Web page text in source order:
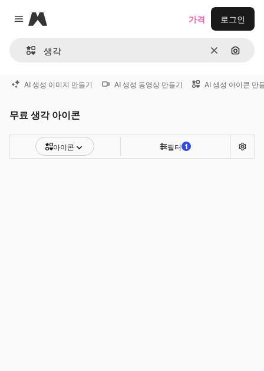
Close menu
Magnific
지우기이미지
가격 로그인
AI 생성 이미지 만들기 AI 생성 동영상 만들기 AI 생성 아이콘 만
무료 생각 아이콘
아이콘 필터 1